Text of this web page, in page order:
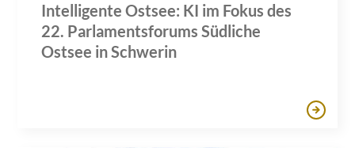
Intelligente Ostsee: KI im Fokus des
22. Parlamentsforums Südliche
Ostsee in Schwerin